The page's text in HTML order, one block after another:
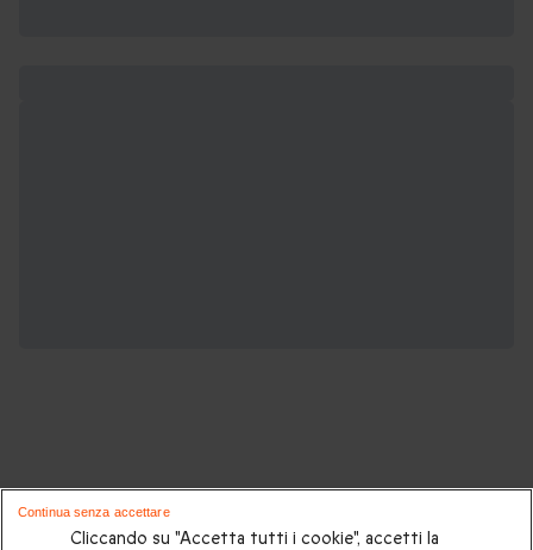
Potrebbero piacerti anche questi cofanetti
regalo:Cliccando su "Accetta tutti i cookie", accetti la
Continua senza accettare